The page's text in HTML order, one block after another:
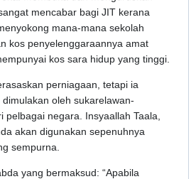
mencabar bagi JIT kerana
mana-mana sekolah
kos penyelenggaraannya amat
kos sara hidup yang tinggi.
perniagaan, tetapi ia
oleh sukarelawan-
pelbagai negara. Insyaallah Taala,
akan digunakan sepenuhnya
sempurna.
yang bermaksud: “Apabila